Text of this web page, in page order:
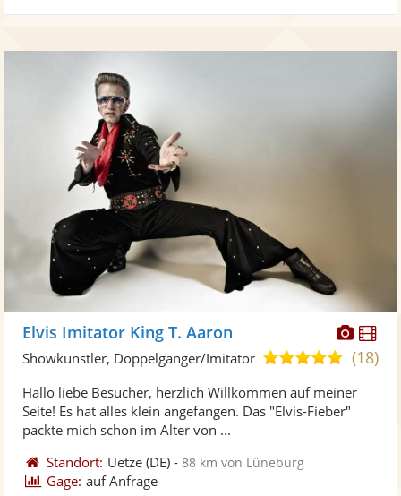
Fotos
Elvis Imitator King T. Aaron
5,0
5
(18)
Showkünstler, Doppelgänger/Imitator
Hallo liebe Besucher, herzlich Willkommen auf meiner
Seite! Es hat alles klein angefangen. Das "Elvis-Fieber"
packte mich schon im Alter von ...
Standort: Uetze (DE) -88 km von Lüneburg
Gage: auf Anfrage